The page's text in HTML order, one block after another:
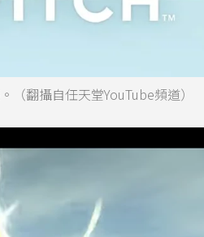
翻攝自任天堂YouTube頻道）